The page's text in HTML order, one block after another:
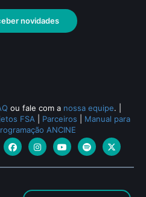
novidades
ou fale com a nossa equipe.
FSA Parceiros
Manual para
ANCINE